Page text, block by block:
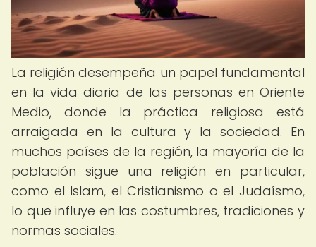
La religión desempeña un papel fundamental
en la vida diaria de las personas en Oriente
Medio, donde la práctica religiosa está
arraigada en la cultura y la sociedad. En
muchos países de la región, la mayoría de la
población sigue una religión en particular,
como el Islam, el Cristianismo o el Judaísmo,
lo que influye en las costumbres, tradiciones y
normas sociales.